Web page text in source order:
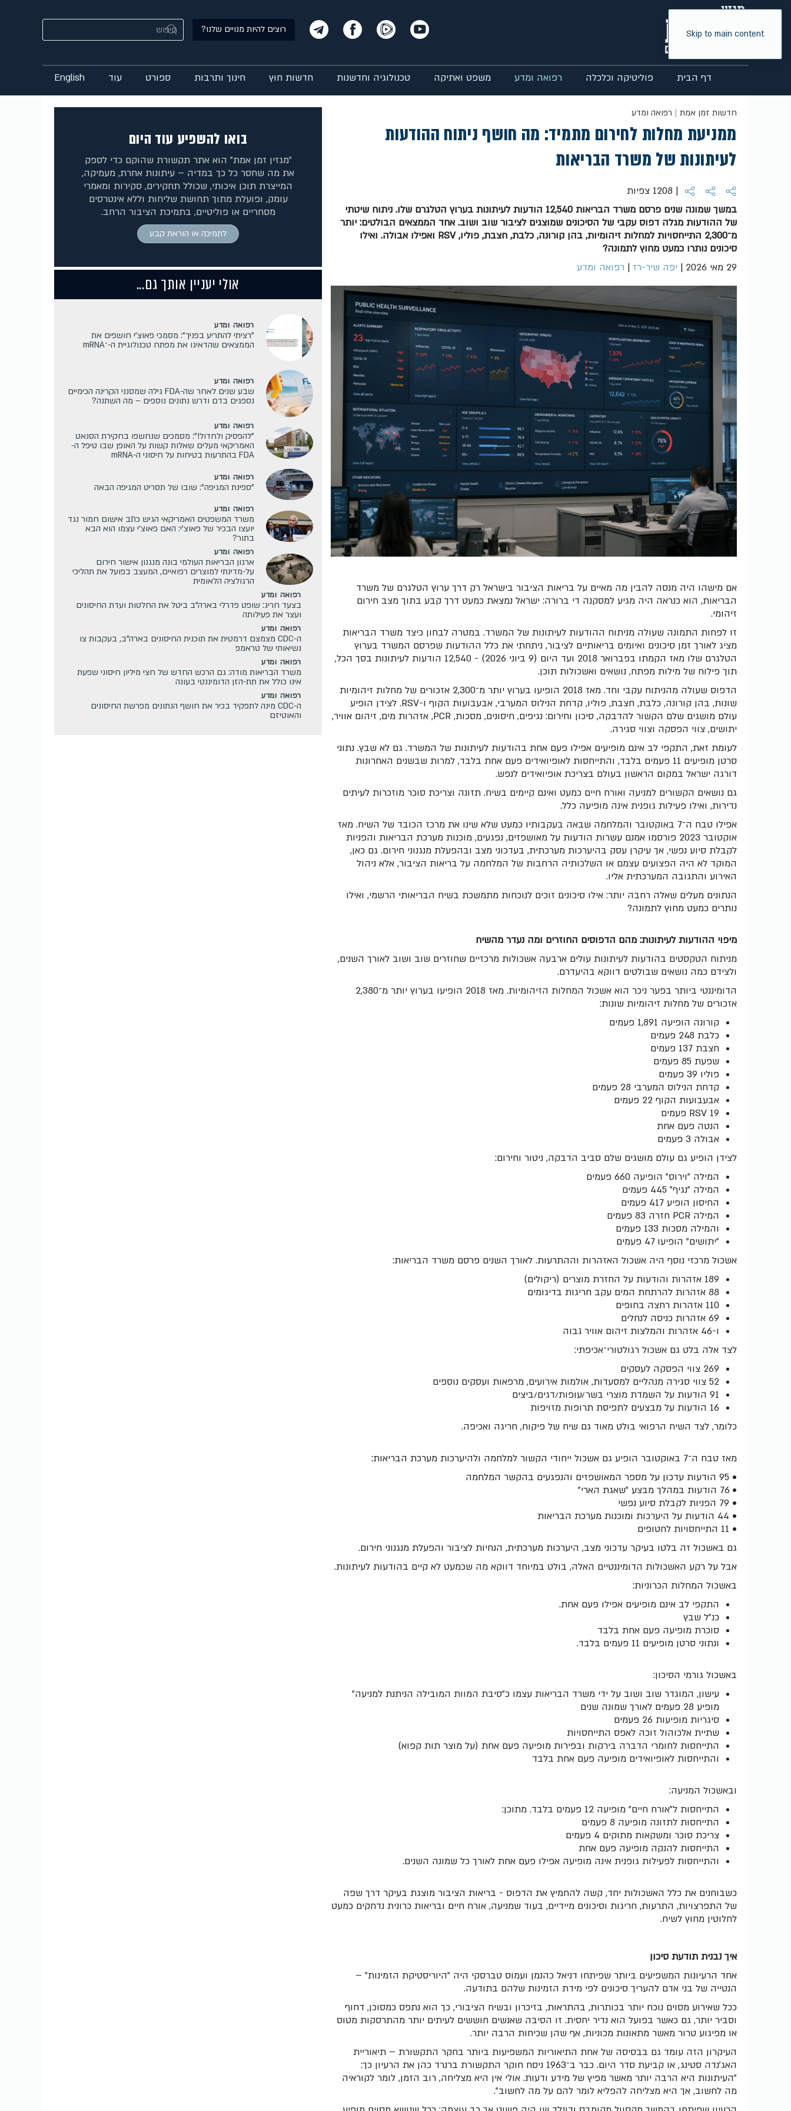
Skip to main content רוצים להיות מנויים שלנו?
דף הבית פוליטיקה וכלכלה רפואה ומדע משפט ואתיקה טכנולוגיה וחדשנות חדשות חוץ חינוך ותרבות ספורט עוד English
חדשות זמן אמת רפואה ומדע
ממניעת מחלות לחירום מתמיד: מה חושף ניתוח ההודעות
לעיתונות של משרד הבריאות
| 1208 צפיות
במשך שמונה שנים פרסם משרד הבריאות 12,540 הודעות לעיתונות בערוץ הטלגרם שלו. ניתוח שיטתי
של ההודעות מגלה דפוס עקבי של הסיכונים שמוצגים לציבור שוב ושוב. אחד הממצאים הבולטים: יותר
מ־2,300 התייחסויות למחלות זיהומיות, בהן קורונה, כלבת, חצבת, פוליו, RSV ואפילו אבולה. ואילו
סיכונים נותרו כמעט מחוץ לתמונה?
29 מאי 2026
| יפה שיר-רז | רפואה ומדע
אם מישהו היה מנסה להבין מה מאיים על בריאות הציבור בישראל רק דרך ערוץ הטלגרם של משרד
הבריאות, הוא כנראה היה מגיע למסקנה די ברורה: ישראל נמצאת כמעט דרך קבע בתוך מצב חירום
זיהומי.
זו לפחות התמונה שעולה מניתוח ההודעות לעיתונות של המשרד. במטרה לבחון כיצד משרד הבריאות
מציג לאורך זמן סיכונים ואיומים בריאותיים לציבור, ניתחתי את כלל ההודעות שפרסם המשרד בערוץ
הטלגרם שלו מאז הקמתו בפברואר 2018 ועד היום (9 ביוני 2026) - 12,540 הודעות לעיתונות בסך הכל,
תוך פילוח של מילות מפתח, נושאים ואשכולות תוכן.
הדפוס שעולה מהניתוח עקבי וחד. מאז 2018 הופיעו בערוץ יותר מ־2,300 אזכורים של מחלות זיהומיות
שונות, בהן קורונה, כלבת, חצבת, פוליו, קדחת הנילוס המערבי, אבעבועות הקוף ו-RSV. לצידן הופיע
עולם מושגים שלם הקשור להדבקה, סיכון וחירום: נגיפים, חיסונים, מסכות, PCR, אזהרות מים, זיהום אוויר,
יתושים, צווי הפסקה וצווי סגירה.
לעומת זאת, התקפי לב אינם מופיעים אפילו פעם אחת בהודעות לעיתונות של המשרד. גם לא שבץ. נתוני
סרטן מופיעים 11 פעמים בלבד, והתייחסות לאופיואידים פעם אחת בלבד, למרות שבשנים האחרונות
דורגה ישראל במקום הראשון בעולם בצריכת אופיואידים לנפש.
גם נושאים הקשורים למניעה ואורח חיים כמעט ואינם קיימים בשיח. תזונה וצריכת סוכר מוזכרות לעיתים
נדירות, ואילו פעילות גופנית אינה מופיעה כלל.
אפילו טבח ה־7 באוקטובר והמלחמה שבאה בעקבותיו כמעט שלא שינו את מרכז הכובד של השיח. מאז
אוקטובר 2023 פורסמו אמנם עשרות הודעות על מאושפזים, נפגעים, מוכנות מערכת הבריאות והפניות
לקבלת סיוע נפשי, אך עיקרן עסק בהיערכות מערכתית, בעדכוני מצב ובהפעלת מנגנוני חירום. גם כאן,
המוקד לא היה הפצועים עצמם או השלכותיה הרחבות של המלחמה על בריאות הציבור, אלא ניהול
האירוע והתגובה המערכתית אליו.
הנתונים מעלים שאלה רחבה יותר: אילו סיכונים זוכים לנוכחות מתמשכת בשיח הבריאותי הרשמי, ואילו
נותרים כמעט מחוץ לתמונה?
מיפוי ההודעות לעיתונות: מהם הדפוסים החוזרים ומה נעדר מהשיח
מניתוח הטקסטים בהודעות לעיתונות עולים ארבעה אשכולות מרכזיים שחוזרים שוב ושוב לאורך השנים,
ולצידם כמה נושאים שבולטים דווקא בהיעדרם.
הדומיננטי ביותר בפער ניכר הוא אשכול המחלות הזיהומיות. מאז 2018 הופיעו בערוץ יותר מ־2,380
אזכורים של מחלות זיהומיות שונות:
קורונה הופיעה 1,891 פעמים
כלבת 248 פעמים
חצבת 137 פעמים
שפעת 85 פעמים
פוליו 39 פעמים
קדחת הנילוס המערבי 28 פעמים
אבעבועות הקוף 22 פעמים
RSV 19 פעמים
הנטה פעם אחת
אבולה 3 פעמים
לצידן הופיע גם עולם מושגים שלם סביב הדבקה, ניטור וחירום:
המילה "וירוס" הופיעה 660 פעמים
המילה "נגיף" 445 פעמים
החיסון הופיע 417 פעמים
המילה PCR חזרה 83 פעמים
והמילה מסכות 133 פעמים
"יתושים" הופיעו 47 פעמים
אשכול מרכזי נוסף היה אשכול האזהרות וההתרעות. לאורך השנים פרסם משרד הבריאות:
189 אזהרות והודעות על החזרת מוצרים (ריקולים)
88 אזהרות להרתחת המים עקב חריגות בדיגומים
110 אזהרות רחצה בחופים
69 אזהרות כניסה לנחלים
ו-46 אזהרות והמלצות זיהום אוויר גבוה
לצד אלה בלט גם אשכול רגולטורי־אכיפתי:
269 צווי הפסקה לעסקים
52 צווי סגירה מנהליים למסעדות, אולמות אירועים, מרפאות ועסקים נוספים
91 הודעות על השמדת מוצרי בשר/עופות/דגים/ביצים
16 הודעות על מבצעים לתפיסת תרופות מזויפות
כלומר, לצד השיח הרפואי בולט מאוד גם שיח של פיקוח, חריגה ואכיפה.
מאז טבח ה־7 באוקטובר הופיע גם אשכול ייחודי הקשור למלחמה ולהיערכות מערכת הבריאות:
• 95 הודעות עדכון על מספר המאושפזים והנפגעים בהקשר המלחמה
• 76 הודעות במהלך מבצע "שאגת הארי"
• 79 הפניות לקבלת סיוע נפשי
• 44 הודעות על היערכות ומוכנות מערכת הבריאות
• 11 התייחסויות לחטופים
גם באשכול זה בלטו בעיקר עדכוני מצב, היערכות מערכתית, הנחיות לציבור והפעלת מנגנוני חירום.
אבל על רקע האשכולות הדומיננטיים האלה, בולט במיוחד דווקא מה שכמעט לא קיים בהודעות לעיתונות.
באשכול המחלות הכרוניות:
התקפי לב אינם מופיעים אפילו פעם אחת.
כנ"ל שבץ
סוכרת מופיעה פעם אחת בלבד
ונתוני סרטן מופיעים 11 פעמים בלבד.
באשכול גורמי הסיכון:
עישון, המוגדר שוב ושוב על ידי משרד הבריאות עצמו כ"סיבת המוות המובילה הניתנת למניעה"
מופיע 28 פעמים לאורך שמונה שנים
סיגריות מופיעות 26 פעמים
שתיית אלכוהול זוכה לאפס התייחסויות
התייחסות לחומרי הדברה בירקות ובפירות מופיעה פעם אחת (על מוצר תות קפוא)
והתייחסות לאופיואידים מופיעה פעם אחת בלבד
ובאשכול המניעה:
התייחסות ל"אורח חיים" מופיעה 12 פעמים בלבד. מתוכן:
התייחסות לתזונה מופיעה 8 פעמים
צריכת סוכר ומשקאות מתוקים 4 פעמים
התייחסות להנקה מופיעה פעם אחת
והתייחסות לפעילות גופנית אינה מופיעה אפילו פעם אחת לאורך כל שמונה השנים.
כשבוחנים את כלל האשכולות יחד, קשה להחמיץ את הדפוס - בריאות הציבור מוצגת בעיקר דרך שפה
של התפרצויות, התרעות, חריגות וסיכונים מיידיים, בעוד שמניעה, אורח חיים ובריאות כרונית נדחקים כמעט
לחלוטין מחוץ לשיח.
איך נבנית תודעת סיכון
אחד הרעיונות המשפיעים ביותר שפיתחו דניאל כהנמן ועמוס טברסקי היה "היוריסטיקת הזמינות" –
הנטייה של בני אדם להעריך סיכונים לפי מידת הזמינות שלהם בתודעה.
ככל שאירוע מסוים נוכח יותר בכותרות, בהתראות, בזיכרון ובשיח הציבורי, כך הוא נתפס כמסוכן, דחוף
וסביר יותר, גם כאשר בפועל הוא נדיר יחסית. זו הסיבה שאנשים חוששים לעיתים יותר מהתרסקות מטוס
או מפיגוע טרור מאשר מתאונות מכוניות, אף שהן שכיחות הרבה יותר.
העיקרון הזה עומד גם בבסיסה של אחת התיאוריות המשפיעות ביותר בחקר התקשורת – תיאוריית
האג'נדה סטינג, או קביעת סדר היום. כבר ב־1963 ניסח חוקר התקשורת ברנרד כהן את הרעיון כך:
"העיתונות היא הרבה יותר מאשר מפיץ של מידע ודעות. אולי אין היא מצליחה, רוב הזמן, לומר לקוראיה
מה לחשוב, אך היא מצליחה להפליא לומר להם על מה לחשוב".
בואו להשפיע עוד היום
"מגזין זמן אמת" הוא אתר תקשורת שהוקם כדי לספק
את מה שחסר כל כך במדיה – עיתונות אחרת, מעמיקה,
המייצרת תוכן איכותי, שכולל תחקירים, סקירות ומאמרי
עומק, ופועלת מתוך תחושת שליחות וללא אינטרסים
מסחריים או פוליטיים, בתמיכת הציבור הרחב.
לתמיכה או הוראת קבע
אולי יעניין אותך גם...
רפואה ומדע
"רציתי להתריע בפניך": מסמכי פאוצ'י חושפים את
הממצאים שהדאיגו את מפתח טכנולוגיית ה-־mRNA
רפואה ומדע
שבע שנים לאחר שה-FDA גילה שמסנני הקרינה הכימיים
נספגים בדם ודרש נתונים נוספים – מה השתנה?
רפואה ומדע
"להפסיק ולחדול!": מסמכים שנחשפו בחקירת הסנאט
האמריקאי מעלים שאלות קשות על האופן שבו טיפל ה-
FDA בהתרעות בטיחות על חיסוני ה-mRNA
רפואה ומדע
"ספינת המגיפה": שובו של תסריט המגיפה הבאה
רפואה ומדע
משרד המשפטים האמריקאי הגיש כתב אישום חמור נגד
יועצו הבכיר של פאוצ'י: האם פאוצ'י עצמו הוא הבא
בתור?
רפואה ומדע
ארגון הבריאות העולמי בונה מנגנון אישור חירום
על-מדינתי למוצרים רפואיים, המעצב בפועל את תהליכי
הרגולציה הלאומית
רפואה ומדע
בצעד חריג: שופט פדרלי בארה"ב ביטל את החלטות ועדת החיסונים
ועצר את פעילותה
רפואה ומדע
ה-CDC מצמצם דרמטית את תוכנית החיסונים בארה"ב, בעקבות צו
נשיאותי של טראמפ
רפואה ומדע
משרד הבריאות מודה: גם הרכש החדש של חצי מיליון חיסוני שפעת
אינו כולל את תת-הזן הדומיננטי בעונה
רפואה ומדע
ה-CDC מינה לתפקיד בכיר את חושף הנתונים מפרשת החיסונים
והאוטיזם